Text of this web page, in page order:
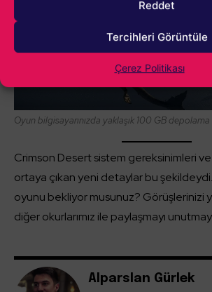
Reddet
Tercihleri Görüntüle
Çerez Politikası
Oyun bilgisayarınızda yaklaşık 100 GB depolama
Crimson Desert sistem gereksinimleri
ortaya çıkan yeni detaylar bu
oyunu bekliyor musunuz? Görüşlerinizi
diğer okurlarımız ile paylaşmayı
Alparslan Gürlek